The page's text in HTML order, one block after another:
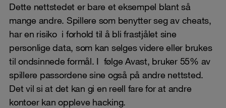
Dette nettstedet er bare et eksempel blant så
mange andre. Spillere som benytter seg av cheats,
har en risiko i forhold til å bli frastjålet sine
personlige data, som kan selges videre eller brukes
til ondsinnede formål. I følge Avast, bruker 55% av
spillere passordene sine også på andre nettsted.
Det vil si at det kan gi en reell fare for at andre
kontoer kan oppleve hacking.